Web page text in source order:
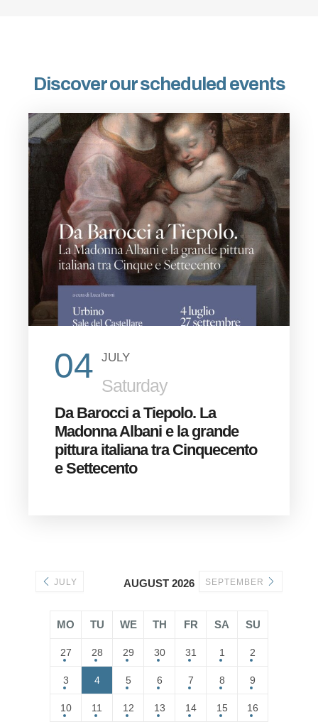
Discover our scheduled events
04 JULY
Saturday
Da Barocci a Tiepolo. La
Madonna Albani e la grande
pittura italiana tra Cinquecento
e Settecento
JULY AUGUST 2026 SEPTEMBER
MO TU WE TH FR SA SU
27 28 29 30 31 1 2
3 4 5 6 7 8 9
10 11 12 13 14 15 16